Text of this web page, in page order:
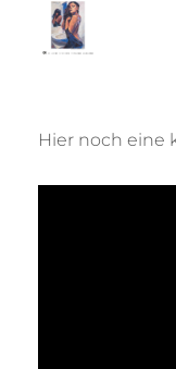
Hier noch eine